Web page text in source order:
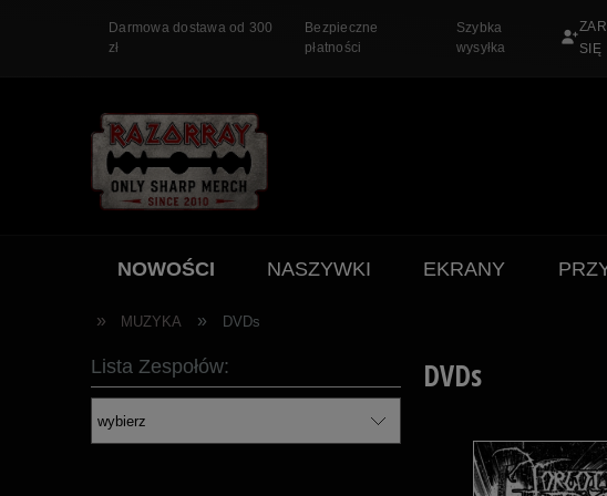
Darmowa dostawa od 300
zł
Bezpieczne
płatności
Szybka
wysyłka
SIĘ
NOWOŚCI NASZYWKI EKRANY
PROMOCJA
» MUZYKA » DVDs
Lista Zespołów: DVDs